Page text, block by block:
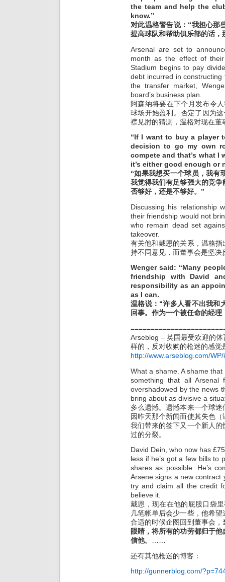
the team and help the
know.”
对此温格警告说：“我担心那
提高球队和帮助俱乐部的话
Arsenal are set to
month as the effect of
Stadium begins to pay
debt incurred in
the transfer market,
board’s business plan.
阿森纳将要在下个月发布令
球场开始盈利。否定了因为
襟见肘的猜测，温格对现在
“If I want to buy a player
decision to go my own
compete and that’s what I
it’s either good enough or
“如果我想买一个球员，我有
我觉得我们有足够强大的竞
否够好，还是不够好。”
Discussing his relationship
their friendship would not
who remain dead set
takeover.
有关他和戴恩的关系，温格
持不同意见，而董事会是坚
Wenger said: “Many
friendship with David
responsibility as an
as I can.
温格说：“许多人看不出我和
回事。作为一个被任命的经
Arseblog – 英国最受欢迎的
样的，反对收购的枪迷的感觉
http://www.arseblog.com/
What a shame. A shame
something that all Arsenal
overshadowed by the news
bring about as divisive a
多么遗憾。遗憾本来一个球
因昨天那个新闻而使其失色
我们带来的签下又一个新人
过的分裂。
David Dein, who now has
less if he’s got a few bills to
shares as possible. He’s
Arsene signs a new contract
try and claim all the credit
believe it.
戴恩，现在在他的屁股口袋
几笔帐单后会少一些，他希
合适的时候企图回到董事会，
眼睛，将所有的功劳都归于
信他。
……
还有其他枪迷的博客：
http://gunnerblog.com/